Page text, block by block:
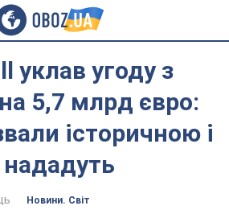
уклав угоду з
5,7 млрд євро:
історичною і
Новини. Світ